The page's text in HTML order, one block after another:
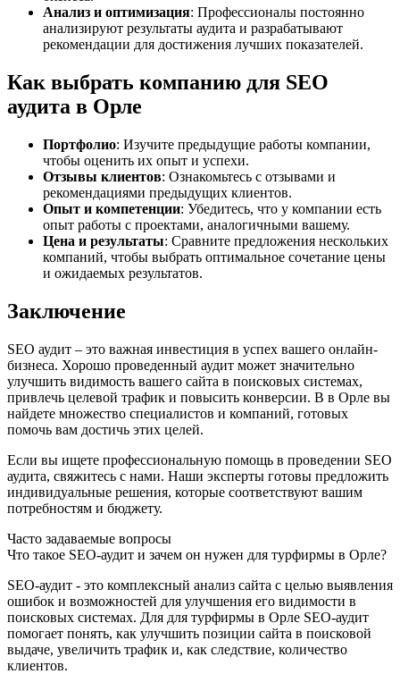
Анализ и оптимизация: Профессионалы постоянно
анализируют результаты аудита и разрабатывают
рекомендации для достижения лучших показателей.
Как выбрать компанию для SEO
аудита в Орле
Портфолио: Изучите предыдущие работы компании,
чтобы оценить их опыт и успехи.
Отзывы клиентов: Ознакомьтесь с отзывами и
рекомендациями предыдущих клиентов.
Опыт и компетенции: Убедитесь, что у компании есть
опыт работы с проектами, аналогичными вашему.
Цена и результаты: Сравните предложения нескольких
компаний, чтобы выбрать оптимальное сочетание цены
и ожидаемых результатов.
Заключение
SEO аудит – это важная инвестиция в успех вашего онлайн-
бизнеса. Хорошо проведенный аудит может значительно
улучшить видимость вашего сайта в поисковых системах,
привлечь целевой трафик и повысить конверсии. В в Орле вы
найдете множество специалистов и компаний, готовых
помочь вам достичь этих целей.
Если вы ищете профессиональную помощь в проведении SEO
аудита, свяжитесь с нами. Наши эксперты готовы предложить
индивидуальные решения, которые соответствуют вашим
потребностям и бюджету.
Часто задаваемые вопросы
Что такое SEO-аудит и зачем он нужен для турфирмы в Орле?
SEO-аудит - это комплексный анализ сайта с целью выявления
ошибок и возможностей для улучшения его видимости в
поисковых системах. Для для турфирмы в Орле SEO-аудит
помогает понять, как улучшить позиции сайта в поисковой
выдаче, увеличить трафик и, как следствие, количество
клиентов.